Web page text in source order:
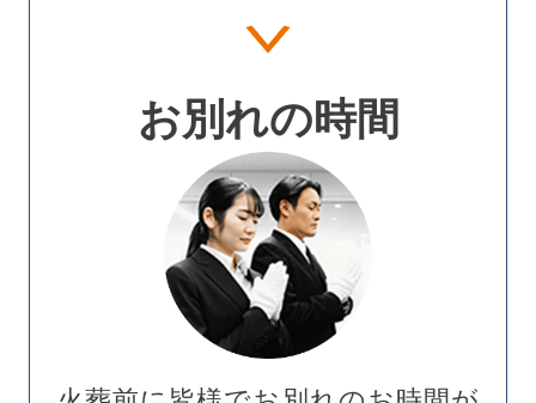
お別れの時間